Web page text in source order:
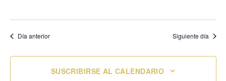
Día anterior Siguiente día
SUSCRIBIRSE AL CALENDARIO